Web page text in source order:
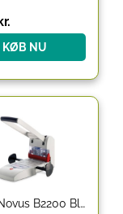
KØB NU
Dahle Novus B2200 Blokhulleapparat – Grå